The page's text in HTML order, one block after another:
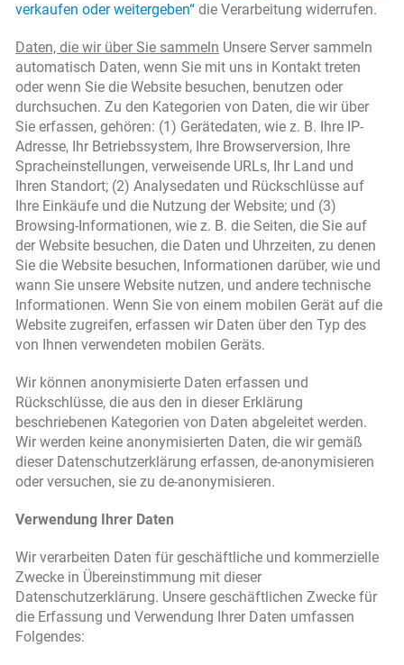
verkaufen oder weitergeben“ die Verarbeitung widerrufen.
Daten, die wir über Sie sammeln Unsere Server sammeln
automatisch Daten, wenn Sie mit uns in Kontakt treten
oder wenn Sie die Website besuchen, benutzen oder
durchsuchen. Zu den Kategorien von Daten, die wir über
Sie erfassen, gehören: (1) Gerätedaten, wie z. B. Ihre IP-
Adresse, Ihr Betriebssystem, Ihre Browserversion, Ihre
Spracheinstellungen, verweisende URLs, Ihr Land und
Ihren Standort; (2) Analysedaten und Rückschlüsse auf
Ihre Einkäufe und die Nutzung der Website; und (3)
Browsing-Informationen, wie z. B. die Seiten, die Sie auf
der Website besuchen, die Daten und Uhrzeiten, zu denen
Sie die Website besuchen, Informationen darüber, wie und
wann Sie unsere Website nutzen, und andere technische
Informationen. Wenn Sie von einem mobilen Gerät auf die
Website zugreifen, erfassen wir Daten über den Typ des
von Ihnen verwendeten mobilen Geräts.
Wir können anonymisierte Daten erfassen und
Rückschlüsse, die aus den in dieser Erklärung
beschriebenen Kategorien von Daten abgeleitet werden.
Wir werden keine anonymisierten Daten, die wir gemäß
dieser Datenschutzerklärung erfassen, de-anonymisieren
oder versuchen, sie zu de-anonymisieren.
Verwendung Ihrer Daten
Wir verarbeiten Daten für geschäftliche und kommerzielle
Zwecke in Übereinstimmung mit dieser
Datenschutzerklärung. Unsere geschäftlichen Zwecke für
die Erfassung und Verwendung Ihrer Daten umfassen
Folgendes: